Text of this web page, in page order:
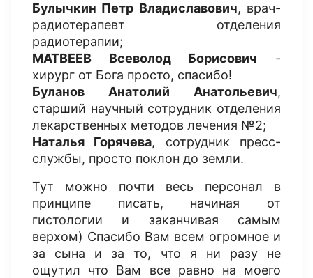
Булычкин Петр Владиславович, врач-
радиотерапевт отделения
радиотерапии;
МАТВЕЕВ Всеволод Борисович -
хирург от Бога просто, спасибо!
Буланов Анатолий Анатольевич,
старший научный сотрудник отделения
лекарственных методов лечения №2;
Наталья Горячева, сотрудник пресс-
службы, просто поклон до земли.
Тут можно почти весь персонал в
принципе писать, начиная от
гистологии и заканчивая самым
верхом) Спасибо Вам всем огромное и
за сына и за то, что я ни разу не
ощутил что Вам все равно на моего